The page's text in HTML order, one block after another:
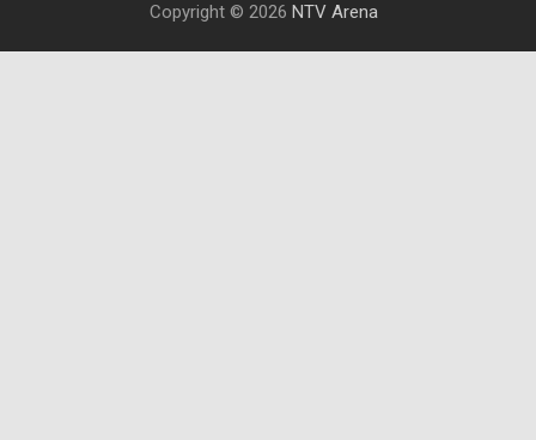
Copyright © 2026 NTV Arena